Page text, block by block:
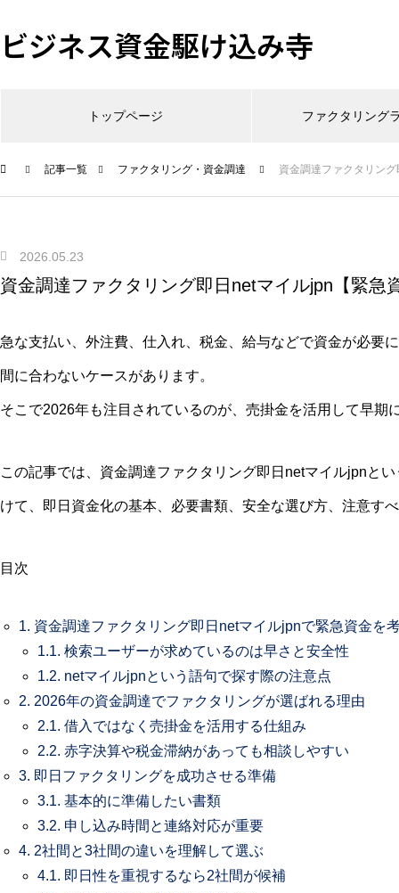
ビジネス資金駆け込み寺
トップページ ファクタリング
記事一覧 ファクタリング・資金調達 資金調達ファクタリン
2026.05.23
資金調達ファクタリング即日netマイルjpn【緊急
急な支払い、外注費、仕入れ、税金、給与などで資金が必要
間に合わないケースがあります。
そこで2026年も注目されているのが、売掛金を活用して早期
この記事では、資金調達ファクタリング即日netマイルjpnと
けて、即日資金化の基本、必要書類、安全な選び方、注意す
目次
1. 資金調達ファクタリング即日netマイルjpnで緊急資金を
1.1. 検索ユーザーが求めているのは早さと安全性
1.2. netマイルjpnという語句で探す際の注意点
2. 2026年の資金調達でファクタリングが選ばれる理由
2.1. 借入ではなく売掛金を活用する仕組み
2.2. 赤字決算や税金滞納があっても相談しやすい
3. 即日ファクタリングを成功させる準備
3.1. 基本的に準備したい書類
3.2. 申し込み時間と連絡対応が重要
4. 2社間と3社間の違いを理解して選ぶ
4.1. 即日性を重視するなら2社間が候補